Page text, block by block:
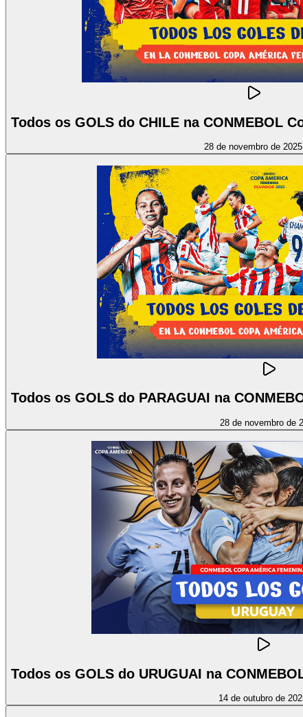
Todos os GOLS do CHILE na CONMEBOL
28 de novembro de 2025
Todos os GOLS do PARAGUAI na
28 de novembro de
Todos os GOLS do URUGUAI na
14 de outubro de